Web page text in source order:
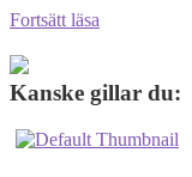
Fortsätt läsa
om
depression
min
Kanske gillar du: